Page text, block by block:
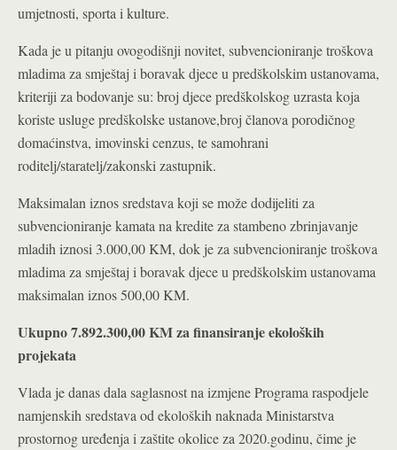
umjetnosti, sporta i kulture.
Kada je u pitanju ovogodišnji novitet, subvencioniranje troškova
mladima za smještaj i boravak djece u predškolskim ustanovama,
kriteriji za bodovanje su: broj djece predškolskog uzrasta koja
koriste usluge predškolske ustanove,broj članova porodičnog
domaćinstva, imovinski cenzus, te samohrani
roditelj/staratelj/zakonski zastupnik.
Maksimalan iznos sredstava koji se može dodijeliti za
subvencioniranje kamata na kredite za stambeno zbrinjavanje
mladih iznosi 3.000,00 KM, dok je za subvencioniranje troškova
mladima za smještaj i boravak djece u predškolskim ustanovama
maksimalan iznos 500,00 KM.
Ukupno7.892.300,00 KM za finansiranje ekoloških
projekata
Vlada je danas dala saglasnost na izmjene Programa raspodjele
namjenskih sredstava od ekoloških naknada Ministarstva
prostornog uređenja i zaštite okolice za 2020.godinu, čime je